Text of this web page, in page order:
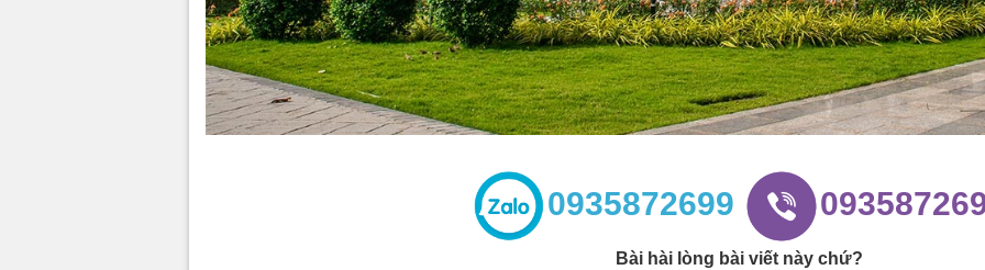
0935872699
Bài hài lòng bài viết này chứ?